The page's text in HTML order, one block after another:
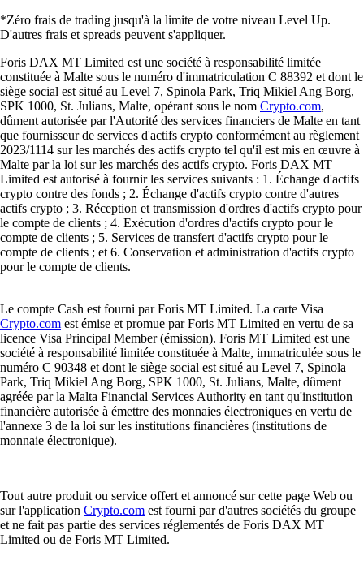
*Zéro frais de trading jusqu'à la limite de votre niveau Level Up.
D'autres frais et spreads peuvent s'appliquer.
Foris DAX MT Limited est une société à responsabilité limitée
constituée à Malte sous le numéro d'immatriculation C 88392 et dont le
siège social est situé au Level 7, Spinola Park, Triq Mikiel Ang Borg,
SPK 1000, St. Julians, Malte, opérant sous le nom Crypto.com,
dûment autorisée par l'Autorité des services financiers de Malte en tant
que fournisseur de services d'actifs crypto conformément au règlement
2023/1114 sur les marchés des actifs crypto tel qu'il est mis en œuvre à
Malte par la loi sur les marchés des actifs crypto. Foris DAX MT
Limited est autorisé à fournir les services suivants : 1. Échange d'actifs
crypto contre des fonds ; 2. Échange d'actifs crypto contre d'autres
actifs crypto ; 3. Réception et transmission d'ordres d'actifs crypto pour
le compte de clients ; 4. Exécution d'ordres d'actifs crypto pour le
compte de clients ; 5. Services de transfert d'actifs crypto pour le
compte de clients ; et 6. Conservation et administration d'actifs crypto
pour le compte de clients.
Le compte Cash est fourni par Foris MT Limited. La carte Visa
Crypto.com est émise et promue par Foris MT Limited en vertu de sa
licence Visa Principal Member (émission). Foris MT Limited est une
société à responsabilité limitée constituée à Malte, immatriculée sous le
numéro C 90348 et dont le siège social est situé au Level 7, Spinola
Park, Triq Mikiel Ang Borg, SPK 1000, St. Julians, Malte, dûment
agréée par la Malta Financial Services Authority en tant qu'institution
financière autorisée à émettre des monnaies électroniques en vertu de
l'annexe 3 de la loi sur les institutions financières (institutions de
monnaie électronique).
Tout autre produit ou service offert et annoncé sur cette page Web ou
sur l'application Crypto.com est fourni par d'autres sociétés du groupe
et ne fait pas partie des services réglementés de Foris DAX MT
Limited ou de Foris MT Limited.